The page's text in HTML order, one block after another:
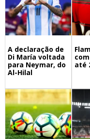
A declaração de
Di María voltada
para Neymar, do
Al-Hilal
até